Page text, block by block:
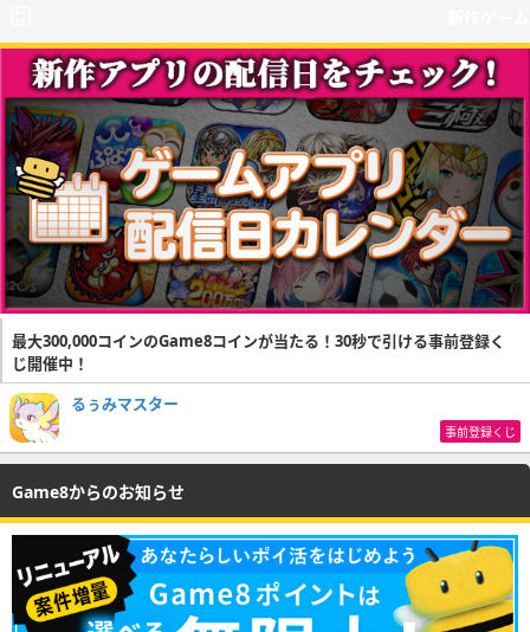
最大300,000コインのGame8コインが当たる！30秒で引ける事前登録く
じ開催中！
るぅみマスター
事前登録くじ
Game8からのお知らせ